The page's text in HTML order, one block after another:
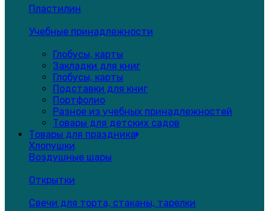
Пластилин
Учебные принадлежности
Глобусы, карты
Закладки для книг
Глобусы, карты
Подставки для книг
Портфолио
Разное из учебных принадлежностей
Товары для детских садов
Товары для праздника
Хлопушки
Воздушные шары
Открытки
Свечи для торта, стаканы, тарелки